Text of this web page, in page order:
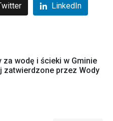
LinkedIn
za wodę i ścieki w Gminie
zatwierdzone przez Wody